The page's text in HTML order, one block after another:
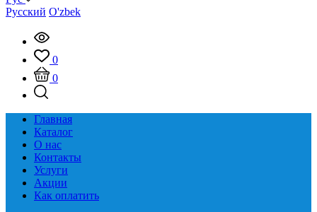
Русский O'zbek
0
0
Главная
Каталог
О нас
Контакты
Услуги
Акции
Как оплатить